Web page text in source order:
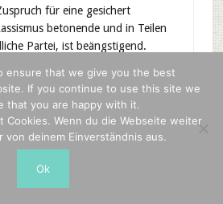
für eine gesichert
betonende und in Teilen
Partei, ist beängstigend.
doch bunt sei, reicht
aus, um dieser Entwicklung
Man muss hier strukturelle
die alltäglich Wirkung
Die inhaltliche Füllung der
Städtekoalition gegen
hierfür ein Ansatz sein.
ensure that we give you the best
If you continue to use this site we
that you are happy with it.
Cookies. Wenn du die Webseite weiter
deinem Einverständnis aus.
Ok